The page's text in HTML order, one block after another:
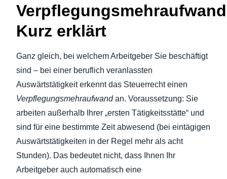
Kurz erklärt
Ganz gleich, bei welchem Arbeitgeber Sie beschäftigt
sind – bei einer beruflich veranlassten
Auswärtstätigkeit erkennt das Steuerrecht einen
Verpflegungsmehraufwandan. Voraussetzung: Sie
arbeiten außerhalb Ihrer „ersten Tätigkeitsstätte“ und
sind für eine bestimmte Zeit abwesend (bei eintägigen
Auswärtstätigkeiten in der Regel mehr als acht
Stunden). Das bedeutet nicht, dass Ihnen Ihr
Arbeitgeber auch automatisch eine